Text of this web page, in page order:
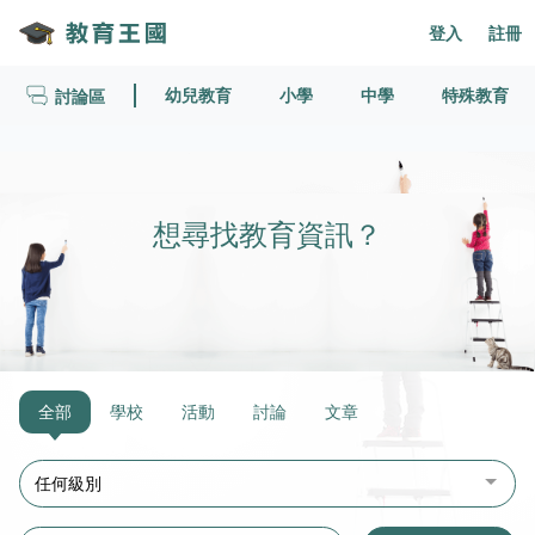
討論區 幼兒教育 小學 中學 特殊教育
登入 註冊
想尋找教育資訊？
全部 學校 活動 討論 文章
任何級別